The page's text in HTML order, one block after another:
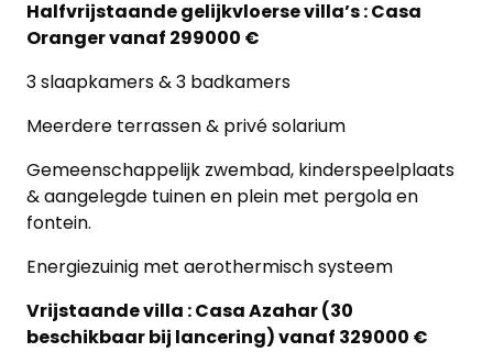
Halfvrijstaande gelijkvloerse villa’s : Casa
Oranger vanaf 299000 €
3 slaapkamers & 3 badkamers
Meerdere terrassen & privé solarium
Gemeenschappelijk zwembad, kinderspeelplaats
& aangelegde tuinen en plein met pergola en
fontein.
Energiezuinig met aerothermisch systeem
Vrijstaande villa : Casa Azahar (30
beschikbaar bij lancering) vanaf 329000 €